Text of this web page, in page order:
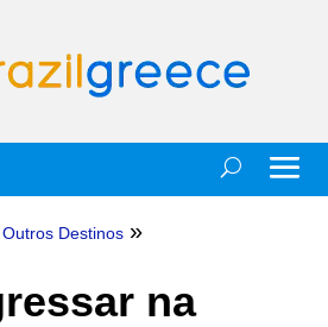
Outros Destinos »
na